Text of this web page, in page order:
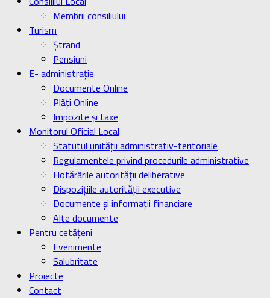
Membrii consiliului
Turism
Ştrand
Pensiuni
E- administrație
Documente Online
Plăți Online
Impozite și taxe
Monitorul Oficial Local
Statutul unității administrativ-teritoriale
Regulamentele privind procedurile administrative
Hotărârile autorității deliberative
Dispozițiile autorității executive
Documente și informații financiare
Alte documente
Pentru cetățeni
Evenimente
Salubritate
Proiecte
Contact